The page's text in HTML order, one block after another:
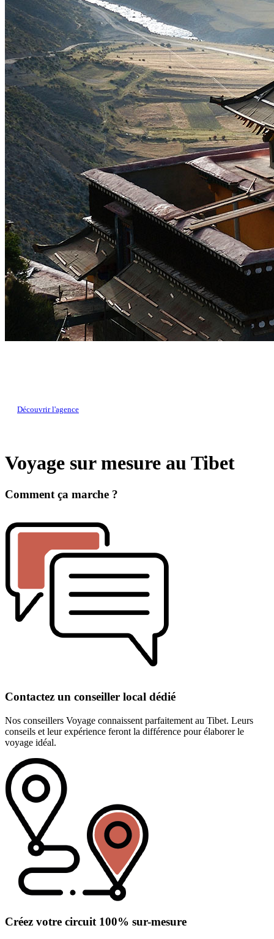
Mal d’altitude au Tibet
Festivals au Tibet
Histoire du Tibet
Bouddhisme tibétain
Vidéos du Tibet
Notre agence
Notre agence au Tibet
Réseau Asian Roads
Garanties et engagements Asian Roads
Avis de nos voyageurs
Demande d'info
09 83 07 44 60
Découvrir l'agence
Voyage sur mesure au Tibet
Comment ça marche ?
Contactez un conseiller local dédié
Nos conseillers Voyage connaissent parfaitement au Tibet. Leurs
conseils et leur expérience feront la différence pour élaborer le
voyage idéal.
Créez votre circuit 100% sur-mesure